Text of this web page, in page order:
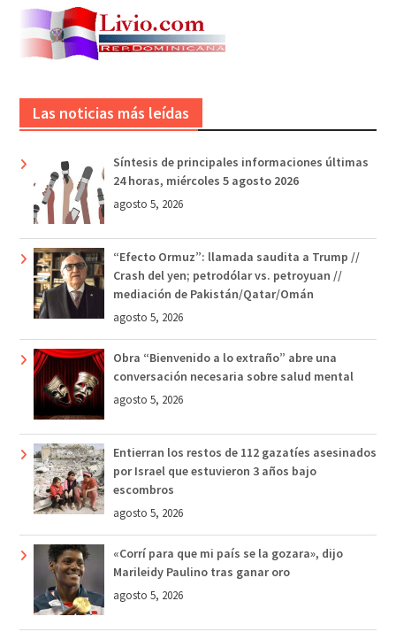
Las noticias más leídas
Síntesis de principales informaciones últimas
24 horas, miércoles 5 agosto 2026
agosto 5, 2026
“Efecto Ormuz”: llamada saudita a Trump //
Crash del yen; petrodólar vs. petroyuan //
mediación de Pakistán/Qatar/Omán
agosto 5, 2026
Obra “Bienvenido a lo extraño” abre una
conversación necesaria sobre salud mental
agosto 5, 2026
Entierran los restos de 112 gazatíes asesinados
por Israel que estuvieron 3 años bajo
escombros
agosto 5, 2026
«Corrí para que mi país se la gozara», dijo
Marileidy Paulino tras ganar oro
agosto 5, 2026